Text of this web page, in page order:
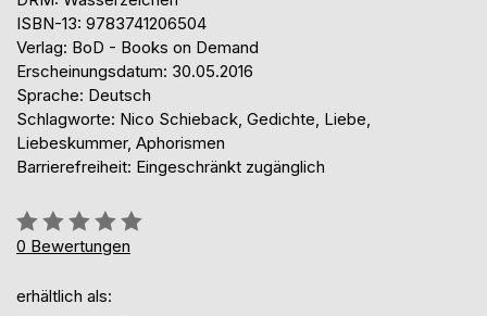
ISBN-13: 9783741206504
Verlag: BoD - Books on Demand
Erscheinungsdatum: 30.05.2016
Sprache: Deutsch
Schlagworte: Nico Schieback, Gedichte, Liebe,
Liebeskummer, Aphorismen
Barrierefreiheit: Eingeschränkt zugänglich
Bewertung::
0%
0 Bewertungen
erhältlich als: